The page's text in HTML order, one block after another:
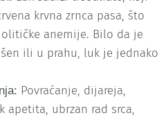
krvna zrnca pasa, što
anemije. Bilo da je
ili u prahu, luk je jednako
Povraćanje, dijareja,
apetita, ubrzan rad srca,